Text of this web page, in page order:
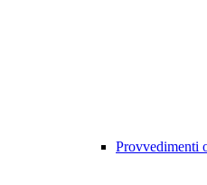
Provvedimenti